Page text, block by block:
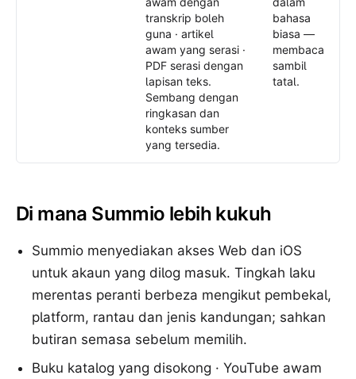
transkrip boleh
guna · artikel
awam yang serasi ·
PDF serasi dengan
lapisan teks.
Sembang dengan
ringkasan dan
konteks sumber
yang tersedia.
bahasa
biasa —
membaca
sambil
tatal.
Di mana Summio lebih kukuh
Summio menyediakan akses Web dan iOS
untuk akaun yang dilog masuk. Tingkah laku
merentas peranti berbeza mengikut pembekal,
platform, rantau dan jenis kandungan; sahkan
butiran semasa sebelum memilih.
Buku katalog yang disokong · YouTube awam